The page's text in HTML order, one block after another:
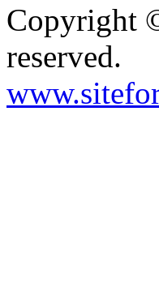
Copyright
reserved.